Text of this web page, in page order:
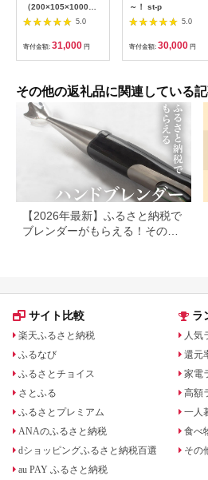
（200×105×1000）2
本セット
5.0
寄付金額: 31,000 円
～！ st-p
5.0
寄付金額: 30,000 円
その他の返礼品に関連している
【2026年最新】ふるさと納税で
ブレンダーがもらえる！その他
サイト比較
楽天ふるさと納税
ふるなび
ふるさとチョイス
さとふる
ふるさとプレミアム
ANAのふるさと納税
dショッピングふるさと納税百選
au PAY ふるさと納税
ラ
人気
還元
家電
高額
一人
食べ
その